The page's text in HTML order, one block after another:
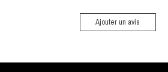
Ajouter un avis